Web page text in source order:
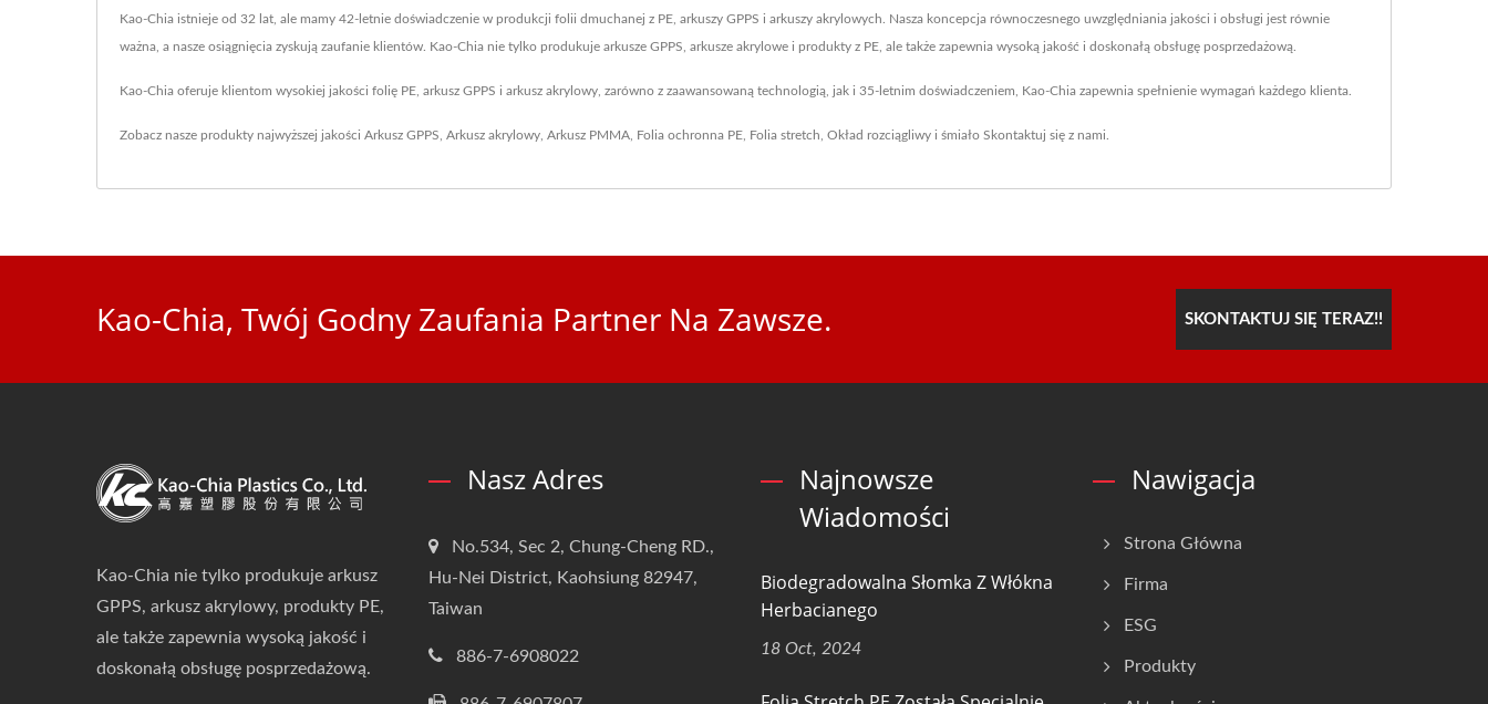
Kao-Chia istnieje od 32 lat, ale mamy 42-letnie doświadczenie w produkcji folii dmuchanej z PE, arkuszy GPPS i arkuszy akrylowych. Nasza koncepcja równoczesnego uwzględniania jakości i obsługi jest równie
ważna, a nasze osiągnięcia zyskują zaufanie klientów. Kao-Chia nie tylko produkuje arkusze GPPS, arkusze akrylowe i produkty z PE, ale także zapewnia wysoką jakość i doskonałą obsługę posprzedażową.
Kao-Chia oferuje klientom wysokiej jakości folię PE, arkusz GPPS i arkusz akrylowy, zarówno z zaawansowaną technologią, jak i 35-letnim doświadczeniem, Kao-Chia zapewnia spełnienie wymagań każdego klienta.
Zobacz nasze produkty najwyższej jakości Arkusz GPPS Arkusz akrylowy Arkusz PMMA Folia ochronna PE Folia stretch Okład rozciągliwy i śmiało Skontaktuj się z nami
Kao-Chia, Twój Godny Zaufania Partner Na Zawsze. SKONTAKTUJ SIĘ TERAZ!!
Kao-Chia nie tylko produkuje arkusz
GPPS, arkusz akrylowy, produkty PE,
ale także zapewnia wysoką jakość i
doskonałą obsługę posprzedażową.
Nasz Adres
No.534, Sec 2, Chung-Cheng RD.,
Hu-Nei District, Kaohsiung 82947,
Taiwan
886-7-6908022
Najnowsze
Wiadomości
Biodegradowalna Słomka Z Włókna
Herbacianego
18 Oct, 2024
Nawigacja
Strona Główna
Firma
ESG
Produkty